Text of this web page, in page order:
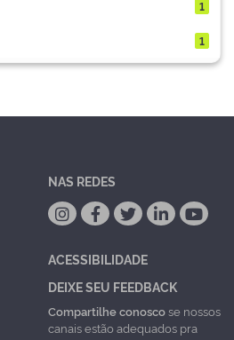
1
1
NAS REDES
ACESSIBILIDADE
DEIXE SEU FEEDBACK
Compartilhe conoscose nossos
canais estão adequados pra